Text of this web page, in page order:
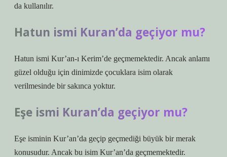
da kullanılır.
Hatun ismi Kuran’da geçiyor mu?
Hatun ismi Kur’an-ı Kerim’de geçmemektedir. Ancak anlamı
güzel olduğu için dinimizde çocuklara isim olarak
verilmesinde bir sakınca yoktur.
Eşe ismi Kuran’da geçiyor mu?
Eşe isminin Kur’an’da geçip geçmediği büyük bir merak
konusudur. Ancak bu isim Kur’an’da geçmemektedir.